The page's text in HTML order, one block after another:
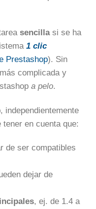
sencillasi se ha
1 clic
Prestashop). Sin
complicada y
a pelo.
independientemente
en cuenta que:
de ser compatibles
dejar de
, ej. de 1.4 a